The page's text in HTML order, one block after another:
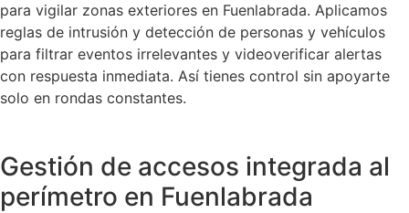
para vigilar zonas exteriores en Fuenlabrada. Aplicamos
reglas de intrusión y detección de personas y vehículos
para filtrar eventos irrelevantes y videoverificar alertas
con respuesta inmediata. Así tienes control sin apoyarte
solo en rondas constantes.
Gestión de accesos integrada al
perímetro en Fuenlabrada